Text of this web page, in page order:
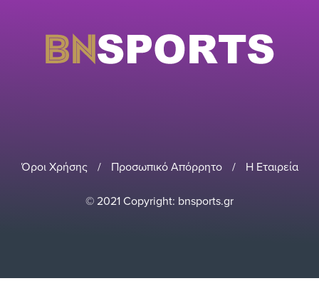
Όροι Χρήσης / Προσωπικό Απόρρητο / Η Εταιρεία
© 2021 Copyright: bnsports.gr